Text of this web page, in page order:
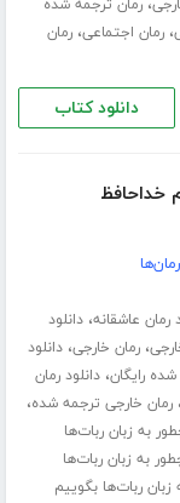
،رمان ترجمه شده
،رمان اجتماعی،رمان
دانلود کتاب
خداحافظ
رمان عاشقانه،دانلود
،رمان خارجی،دانلود
رایگان،دانلود رمان
،رمان خارجی ترجمه شده،
به زبان ربات‌ها
به زبان ربات‌ها
زبان ربات‌ها بگوییم